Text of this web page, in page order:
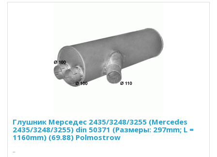
Глушник Мерседес 2435/3248/3255 (Mercedes
2435/3248/3255) din 50371 (Размеры: 297mm; L =
1160mm) (69.88) Polmostrow
..